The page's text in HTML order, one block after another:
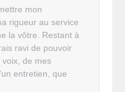
mon
rigueur au service
la vôtre. Restant à
ravi de pouvoir
de mes
entretien, que